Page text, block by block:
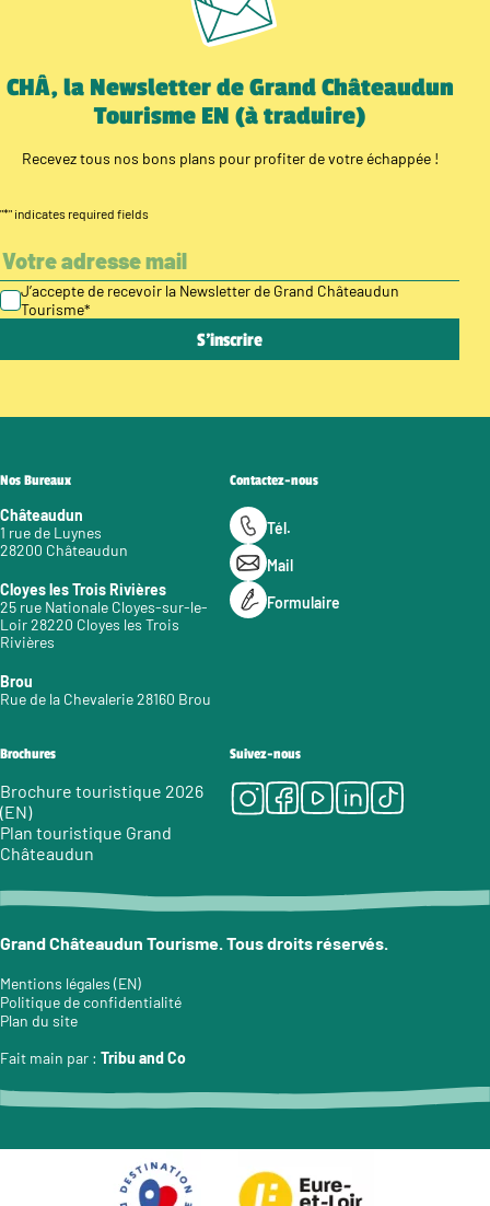
CHÂ, la Newsletter de Grand Châteaudun
Tourisme EN (à traduire)
Recevez tous nos bons plans pour profiter de votre échappée !
"*" indicates required fields
J’accepte de recevoir la Newsletter de Grand Châteaudun
Tourisme*
Nos Bureaux
Châteaudun
1 rue de Luynes
28200 Châteaudun
Cloyes les Trois Rivières
25 rue Nationale Cloyes-sur-le-
Loir 28220 Cloyes les Trois
Rivières
Brou
Rue de la Chevalerie 28160 Brou
Contactez-nous
Tél.
Mail
Formulaire
Brochures
Brochure touristique 2026
(EN)
Plan touristique Grand
Châteaudun
Suivez-nous
Instagram
Facebook
Youtube
LinkedIn
Tiktok
Grand Châteaudun Tourisme. Tous droits réservés.
Mentions légales (EN)
Politique de confidentialité
Plan du site
Fait main par : Tribu and Co